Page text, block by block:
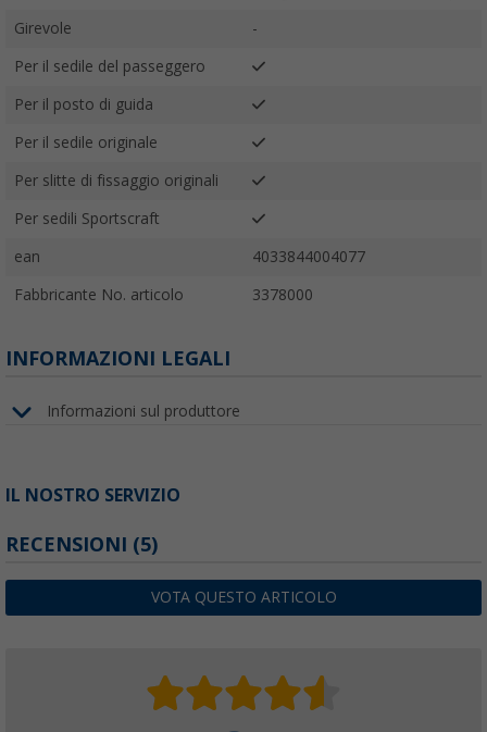
Girevole -
Per il sedile del passeggero
Per il posto di guida
Per il sedile originale
Per slitte di fissaggio originali
Per sedili Sportscraft
ean 4033844004077
Fabbricante No. articolo 3378000
INFORMAZIONI LEGALI
Informazioni sul produttore
IL NOSTRO SERVIZIO
RECENSIONI (5)
VOTA QUESTO ARTICOLO